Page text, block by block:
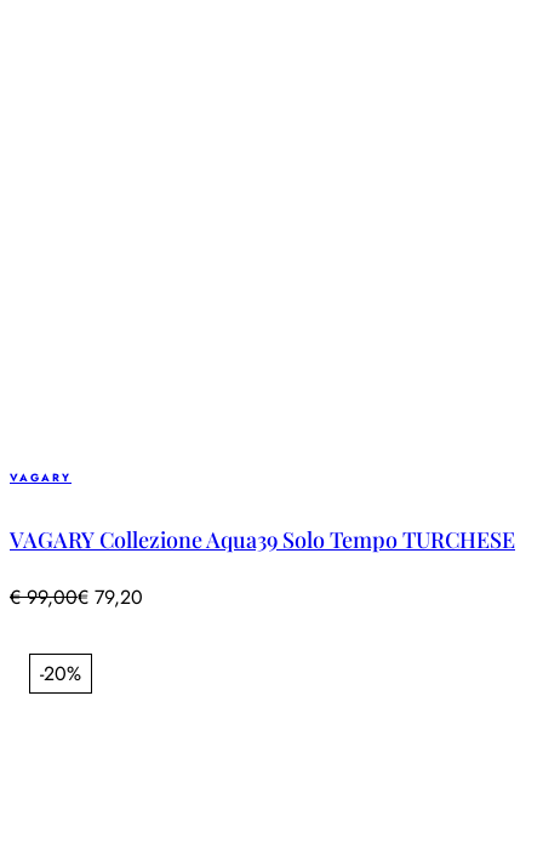
VAGARY
VAGARY Collezione Aqua39 Solo Tempo TURCHESE
€99,00€ 79,20
-20%